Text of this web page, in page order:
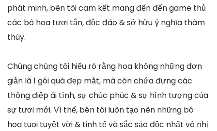
phát minh, bên tôi cam kết mang đến đến game thủ
các bó hoa tươi tắn, độc đáo & sở hữu ý nghĩa thâm
thúy.
Chúng chúng tôi hiểu rõ rằng hoa không những đơn
giản là 1 gói quà đẹp mắt, mà còn chứa đựng các
thông điệp ái tình, sự chúc phúc & sự hình tượng của
sự tươi mới. Vì thế, bên tôi luôn tạo nên những bó
hoa tuoi tuyệt vời & tinh tế và sắc sảo độc nhất vô nhị